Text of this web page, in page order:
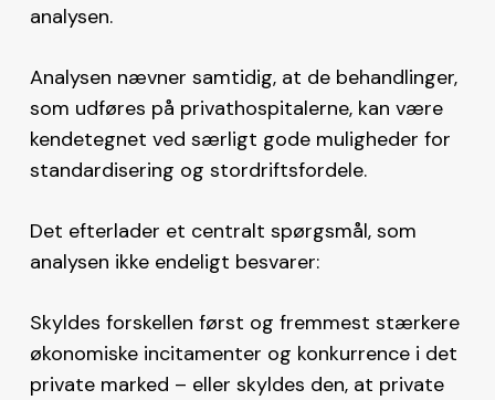
analysen.
Analysen nævner samtidig, at de behandlinger,
som udføres på privathospitalerne, kan være
kendetegnet ved særligt gode muligheder for
standardisering og stordriftsfordele.
Det efterlader et centralt spørgsmål, som
analysen ikke endeligt besvarer:
Skyldes forskellen først og fremmest stærkere
økonomiske incitamenter og konkurrence i det
private marked – eller skyldes den, at private